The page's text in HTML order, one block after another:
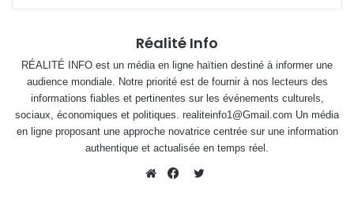
Réalité Info
RÉALITÉ INFO est un média en ligne haïtien destiné à informer une
audience mondiale. Notre priorité est de fournir à nos lecteurs des
informations fiables et pertinentes sur les événements culturels,
sociaux, économiques et politiques. realiteinfo1@Gmail.com Un média
en ligne proposant une approche novatrice centrée sur une information
authentique et actualisée en temps réel.